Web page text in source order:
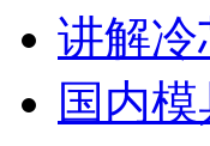
讲解
国内